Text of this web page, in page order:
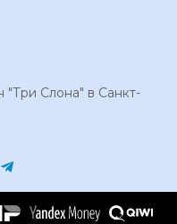
"Три Слона" в Санкт-